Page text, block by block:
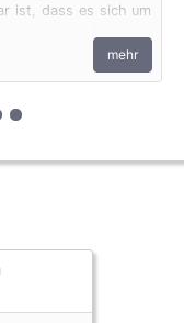
ist, dass es sich um
Bei privaten
sind bis zu vier
Gepäck
mehr
Erscheinungsform
geschützten
8. geschützten
zur 9. geschützten